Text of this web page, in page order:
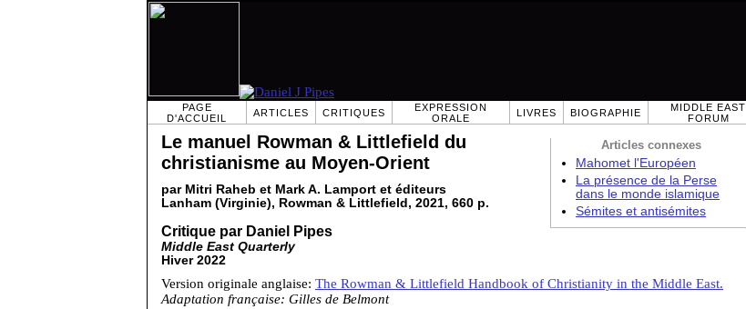
PAGE
D'ACCUEIL
ARTICLES CRITIQUES
EXPRESSION
ORALE
LIVRES BIOGRAPHIE
MIDDLE EAST
FORUM
Articles connexes
Mahomet l'Européen
La présence de la Perse
dans le monde islamique
Sémites et antisémites
Le manuel Rowman & Littlefield du
christianisme au Moyen-Orient
par Mitri Raheb et Mark A. Lamport et éditeurs
Lanham (Virginie), Rowman & Littlefield, 2021, 660 p.
Critique par Daniel Pipes
Middle East Quarterly
Hiver 2022
Version originale anglaise: The Rowman & Littlefield Handbook of Christianity in the Middle East.
Adaptation française: Gilles de Belmont